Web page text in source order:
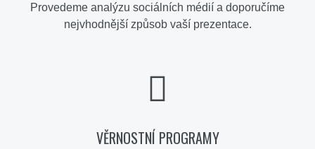
Provedeme analýzu sociálních médií a doporučíme
nejvhodnější způsob vaší prezentace.
VĚRNOSTNÍ PROGRAMY